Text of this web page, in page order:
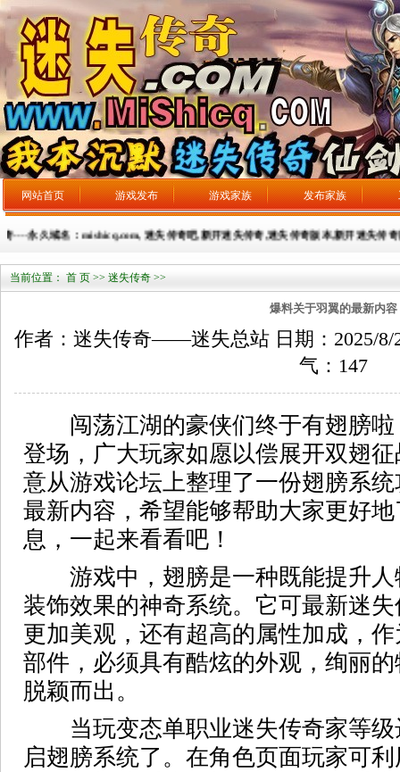
网站首页 游戏发布 游戏家族 发布家族
永久域名：mishicq.com, 迷失传奇吧,新开迷失传奇,迷失传奇版本,新开迷失传奇网
当前位置： 首 页 >> 迷失传奇 >>
爆料关于羽翼的最新内容
作者：迷失传奇——迷失总站 日期：2025/8/
气： 147
闯荡江湖的豪侠们终于有翅膀啦
登场，广大玩家如愿以偿展开双翅
意从游戏论坛上整理了一份翅膀系
最新内容，希望能够帮助大家更好
息，一起来看看吧！
游戏中，翅膀是一种既能提升人
装饰效果的神奇系统。它可最新迷
更加美观，还有超高的属性加成，
部件，必须具有酷炫的外观，绚丽
脱颖而出。
当玩变态单职业迷失传奇家等级
启翅膀系统了。在角色页面玩家可